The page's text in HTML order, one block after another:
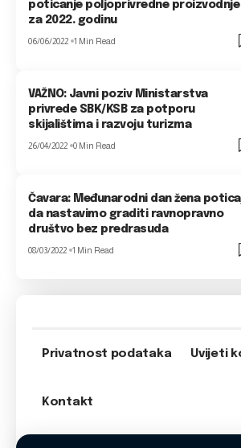
poticanje poljoprivredne proizvodnje
za 2022. godinu
06/06/2022 1 Min Read
VAŽNO: Javni poziv Ministarstva
privrede SBK/KSB za potporu
skijalištima i razvoju turizma
26/04/2022 0 Min Read
Čavara: Međunarodni dan žena
da nastavimo graditi ravnopravno
društvo bez predrasuda
08/03/2022 1 Min Read
Privatnost podataka Uvijeti
Kontakt